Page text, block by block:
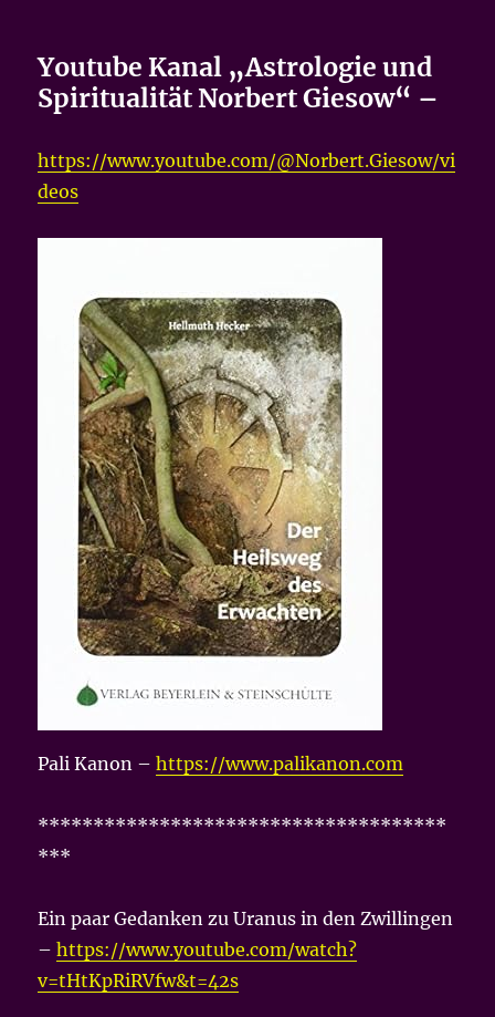
Youtube Kanal „Astrologie und
Spiritualität Norbert Giesow“ –
https://www.youtube.com/@Norbert.Giesow/vi
deos
Pali Kanon –https://www.palikanon.com
*************************************
***
Ein paar Gedanken zu Uranus in den Zwillingen
–https://www.youtube.com/watch?
v=tHtKpRiRVfw&t=42s